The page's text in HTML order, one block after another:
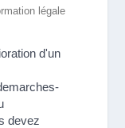
légale
d'un
devez